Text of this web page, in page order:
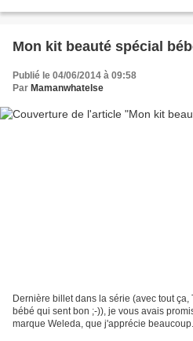
Mon kit beauté spécial
Publié le 04/06/2014 à 09:58
Par Mamanwhatelse
Dernière billet dans la série (avec tout
bébé qui sent bon ;-)), je vous avais
marque Weleda, que j'apprécie